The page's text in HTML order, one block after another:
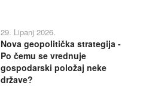
29. Lipanj 2026.
Nova geopolitička strategija -
Po čemu se vrednuje
gospodarski položaj neke
države?